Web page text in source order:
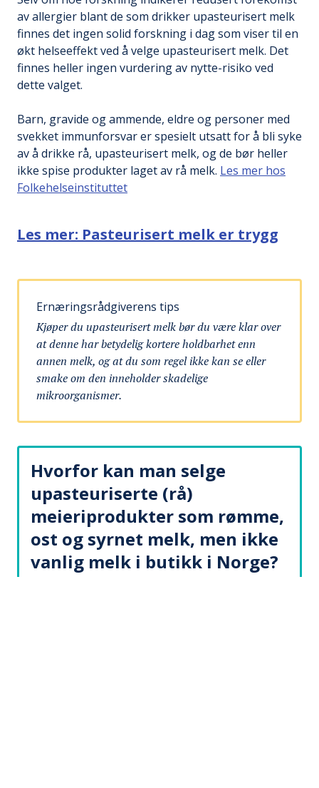
av allergier blant de som drikker upasteurisert melk
finnes det ingen solid forskning i dag som viser til en
økt helseeffekt ved å velge upasteurisert melk. Det
finnes heller ingen vurdering av nytte-risiko ved
dette valget.
Barn, gravide og ammende, eldre og personer med
svekket immunforsvar er spesielt utsatt for å bli syke
av å drikke rå, upasteurisert melk, og de bør heller
ikke spise produkter laget av rå melk. Les mer hos
Folkehelseinstituttet
Les mer: Pasteurisert melk er trygg
Ernæringsrådgiverens tips
Kjøper du upasteurisert melk bør du være klar over
at denne har betydelig kortere holdbarhet enn
annen melk, og at du som regel ikke kan se eller
smake om den inneholder skadelige
mikroorganismer.
Hvorfor kan man selge
upasteuriserte (rå)
meieriprodukter som rømme,
ost og syrnet melk, men ikke
vanlig melk i butikk i Norge?